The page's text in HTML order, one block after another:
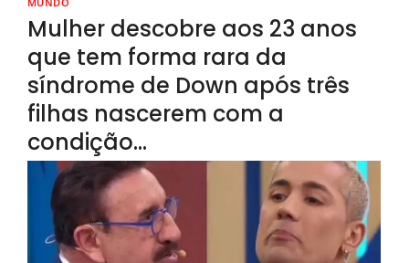
Mulher descobre aos 23 anos
que tem forma rara da
síndrome de Down após três
filhas nascerem com a
condição…